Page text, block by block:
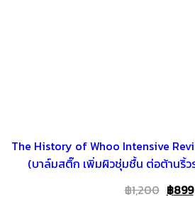
The History of Whoo Intensive
(บาล์มสติ๊ก เพิ่มผิวชุ่มชื้น ต่อต้านริ้
฿1,200 ฿899